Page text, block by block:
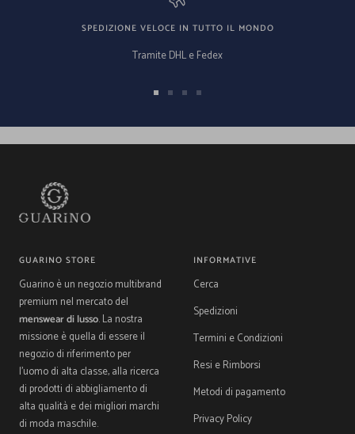
SPEDIZIONE VELOCE IN TUTTO IL MONDO
Tramite DHL e Fedex
Vai Vai Vai Vai
GUARINO STORE
Guarino è un negozio multibrand
premium nel mercato del
menswear di lusso. La nostra
missione è quella di essere il
negozio di riferimento per
l'uomo di alta classe, alla ricerca
di prodotti di abbigliamento di
alta qualità e dei migliori marchi
di moda maschile.
INFORMATIVE
Cerca
Spedizioni
Termini e Condizioni
Resi e Rimborsi
Metodi di pagamento
Privacy Policy